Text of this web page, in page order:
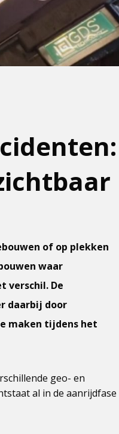
of op plekken
waar
verschil. De
daarbij door
maken tijdens het
geo- en
al in de aanrijdfase